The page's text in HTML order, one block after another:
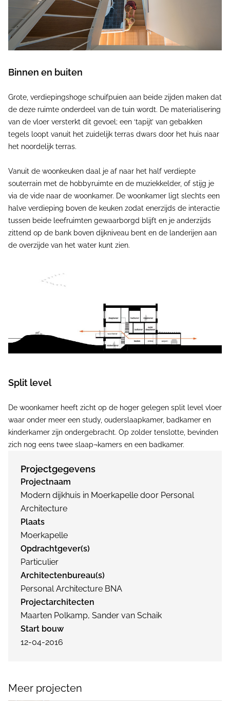
Binnen en buiten
Grote, verdiepingshoge schuifpuien aan beide zijden maken dat
de deze ruimte onderdeel van de tuin wordt. De materialisering
van de vloer versterkt dit gevoel; een ‘tapijt’ van gebakken
tegels loopt vanuit het zuidelijk terras dwars door het huis naar
het noordelijk terras.
Vanuit de woonkeuken daal je af naar het half verdiepte
souterrain met de hobbyruimte en de muziekkelder, of stijg je
via de vide naar de woonkamer. De woonkamer ligt slechts een
halve verdieping boven de keuken zodat enerzijds de interactie
tussen beide leefruimten gewaarborgd blijft en je anderzijds
zittend op de bank boven dijkniveau bent en de landerijen aan
de overzijde van het water kunt zien.
Split level
De woonkamer heeft zicht op de hoger gelegen split level vloer
waar onder meer een study, ouderslaapkamer, badkamer en
kinderkamer zijn ondergebracht. Op zolder tenslotte, bevinden
zich nog eens twee slaap¬kamers en een badkamer.
Projectgegevens
Projectnaam
Modern dijkhuis in Moerkapelle door Personal
Architecture
Plaats
Moerkapelle
Opdrachtgever(s)
Particulier
Architectenbureau(s)
Personal Architecture BNA
Projectarchitecten
Maarten Polkamp, Sander van Schaik
Start bouw
12-04-2016
Meer projecten